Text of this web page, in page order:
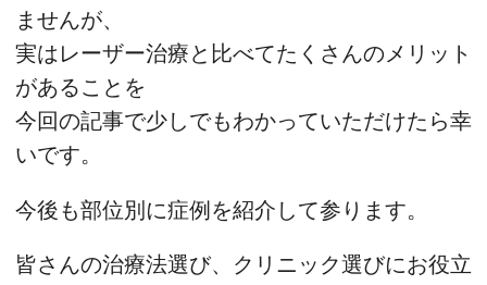
ませんが、
実はレーザー治療と比べてたくさんのメリット
があることを
今回の記事で少しでもわかっていただけたら幸
いです。
今後も部位別に症例を紹介して参ります。
皆さんの治療法選び、クリニック選びにお役立